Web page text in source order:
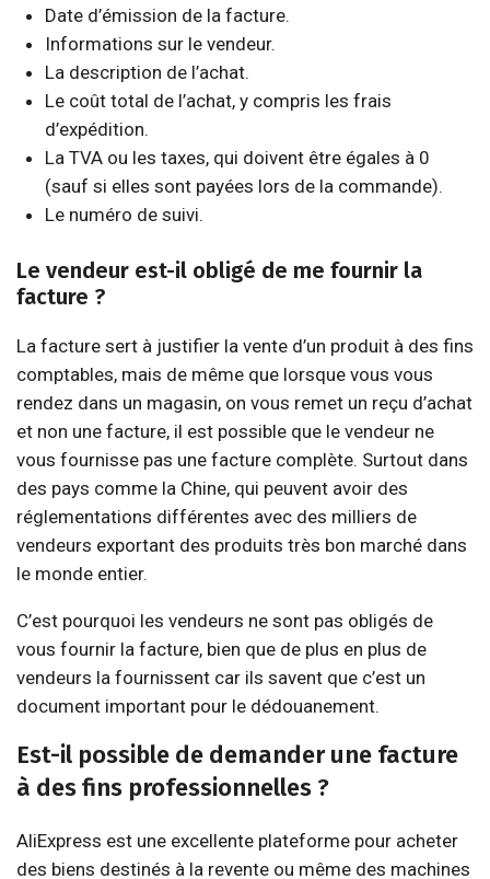
Date d’émission de la facture.
Informations sur le vendeur.
La description de l’achat.
Le coût total de l’achat, y compris les frais
d’expédition.
La TVA ou les taxes, qui doivent être égales à 0
(sauf si elles sont payées lors de la commande).
Le numéro de suivi.
Le vendeur est-il obligé de me fournir la
facture ?
La facture sert à justifier la vente d’un produit à des fins
comptables, mais de même que lorsque vous vous
rendez dans un magasin, on vous remet un reçu d’achat
et non une facture, il est possible que le vendeur ne
vous fournisse pas une facture complète. Surtout dans
des pays comme la Chine, qui peuvent avoir des
réglementations différentes avec des milliers de
vendeurs exportant des produits très bon marché dans
le monde entier.
C’est pourquoi les vendeurs ne sont pas obligés de
vous fournir la facture, bien que de plus en plus de
vendeurs la fournissent car ils savent que c’est un
document important pour le dédouanement.
Est-il possible de demander une facture
à des fins professionnelles ?
AliExpress est une excellente plateforme pour acheter
des biens destinés à la revente ou même des machines